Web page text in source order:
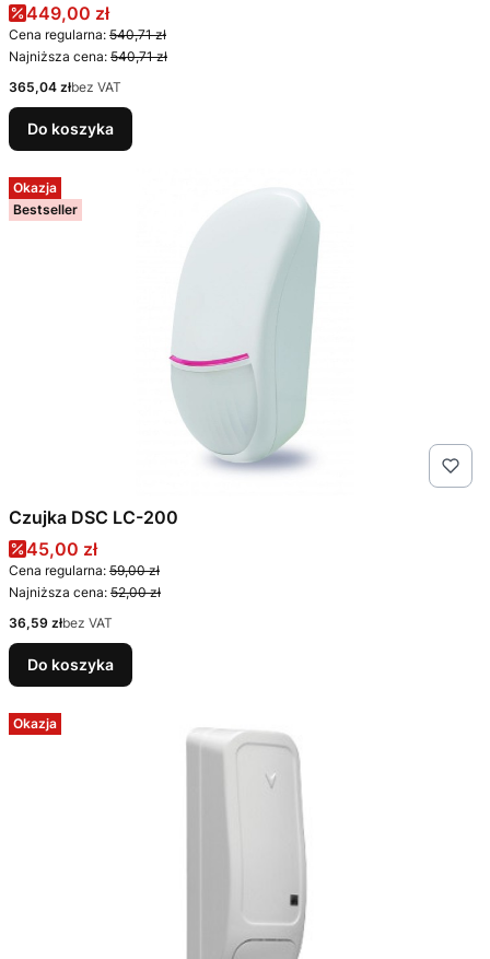
Cena promocyjna
449,00 zł
Cena regularna: 540,71 zł
Najniższa cena: 540,71 zł
Cena
365,04 złbez VAT
Do koszyka
Okazja
Bestseller
Czujka DSC LC-200
Cena promocyjna
45,00 zł
Cena regularna: 59,00 zł
Najniższa cena: 52,00 zł
Cena
36,59 złbez VAT
Do koszyka
Okazja